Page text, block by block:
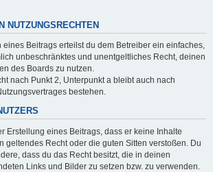
NUTZUNGSRECHTEN
eines Beitrags erteilst du dem Betreiber ein einfaches,
unbeschränktes und unentgeltliches Recht, deinen
des Boards zu nutzen.
nach Punkt 2, Unterpunkt a bleibt auch nach
bestehen.
Erstellung eines Beitrags, dass er keine Inhalte
geltendes Recht oder die guten Sitten verstoßen. Du
dass du das Recht besitzt, die in deinen
Links und Bilder zu setzen bzw. zu verwenden.